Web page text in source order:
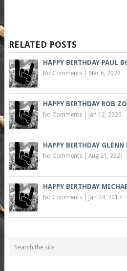
RELATED POSTS
HAPPY BIRTHDAY PAUL
No Comments| Mar 6, 2022
HAPPY BIRTHDAY ROB
No Comments| Jan 12, 2020
HAPPY BIRTHDAY GLENN
No Comments| Aug 21, 2021
HAPPY BIRTHDAY
No Comments| Jan 24, 2017